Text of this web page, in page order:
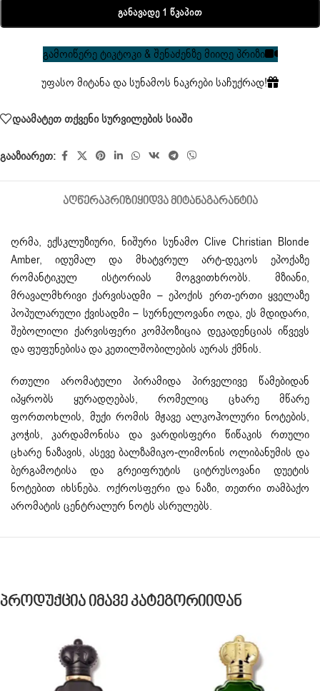
Განავადე 1 Წკაპით
გამოიწერე ტიკტოკი & შენაძენზე მიიღე პრიზი
უფასო მიტანა და სუნამოს ნაკრები საჩუქრად!
დაამატეთ თქვენი სურვილების სიაში
გააზიარეთ:
ᲐᲦᲬᲔᲠᲐᲞᲠᲘᲖᲘᲧᲘᲓᲕᲐ ᲛᲘᲢᲐᲜᲐᲒᲐᲠᲐᲜᲢᲘᲐ
ღრმა, ექსკლუზიური, ნიშური სუნამო Clive Christian Blonde
Amber, იდუმალ და მხატვრულ არტ-დეკოს ეპოქაზე
რომანტიკულ ისტორიას მოგვითხრობს. მზიანი,
მრავალმხრივი ქარვისადმი – ეპოქის ერთ-ერთი ყველაზე
პოპულარული ქვისადმი – სურნელოვანი ოდა, ეს მდიდარი,
შებოლილი ქარვისფერი კომპოზიცია დეკადენციას იწვევს
და ფუფუნებისა და კეთილშობილების აურას ქმნის.
რთული არომატული პირამიდა პირველივე წამებიდან
იპყრობს ყურადღებას, რომელიც ცხარე მწარე
ფორთოხლის, მუქი რომის მჟავე ალკოჰოლური ნოტების,
კოჭის, კარდამონისა და ვარდისფერი წიწაკის რთული
ცხარე ნაზავის, ასევე ბალზამიკო-ლიმონის ოლიბანუმის და
ბერგამოტისა და გრეიფრუტის ციტრუსოვანი დუეტის
ნოტებით იხსნება. ოქროსფერი და ნაზი, თეთრი თამბაქო
არომატის ცენტრალურ ნოტს ასრულებს.
Პროდუქცია Იმავე Კატეგორიიდან